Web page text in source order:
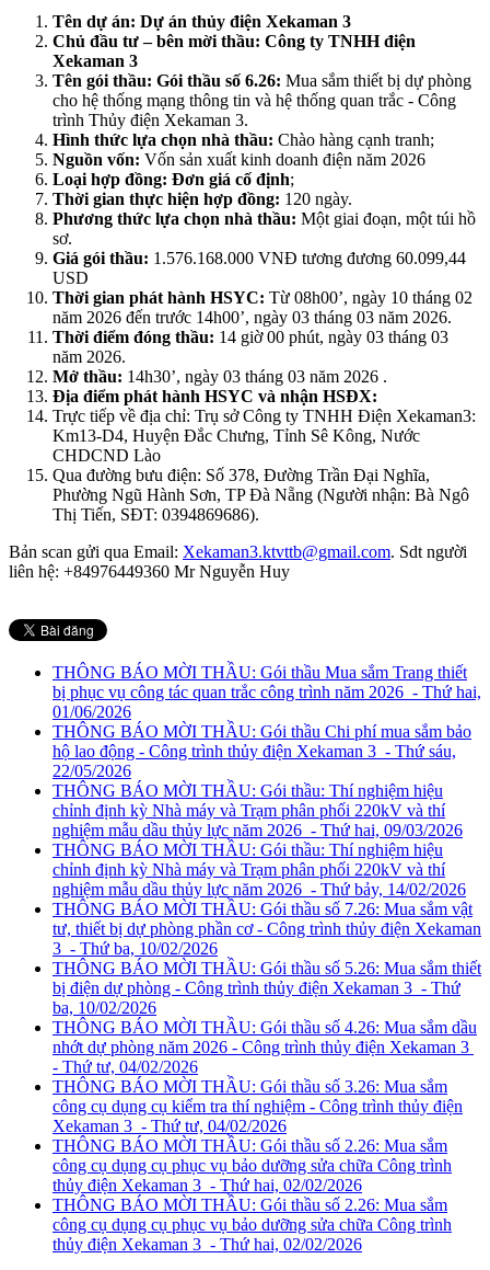
Tên dự án: Dự án thủy điện Xekaman 3
Chủ đầu tư – bên mời thầu: Công ty TNHH điện
Xekaman 3
Tên gói thầu: Gói thầu số 6.26: Mua sắm thiết bị dự phòng
cho hệ thống mạng thông tin và hệ thống quan trắc - Công
trình Thủy điện Xekaman 3.
Hình thức lựa chọn nhà thầu: Chào hàng cạnh tranh;
Nguồn vốn: Vốn sản xuất kinh doanh điện năm 2026
Loại hợp đồng: Đơn giá cố định;
Thời gian thực hiện hợp đồng: 120 ngày.
Phương thức lựa chọn nhà thầu: Một giai đoạn, một túi hồ
sơ.
Giá gói thầu: 1.576.168.000 VNĐ tương đương 60.099,44
USD
Thời gian phát hành HSYC: Từ 08h00’, ngày 10 tháng 02
năm 2026 đến trước 14h00’, ngày 03 tháng 03 năm 2026.
Thời điểm đóng thầu: 14 giờ 00 phút, ngày 03 tháng 03
năm 2026.
Mở thầu: 14h30’, ngày 03 tháng 03 năm 2026 .
Địa điểm phát hành HSYC và nhận HSĐX:
Trực tiếp về địa chỉ: Trụ sở Công ty TNHH Điện Xekaman3:
Km13-D4, Huyện Đắc Chưng, Tỉnh Sê Kông, Nước
CHDCND Lào
Qua đường bưu điện: Số 378, Đường Trần Đại Nghĩa,
Phường Ngũ Hành Sơn, TP Đà Nẵng (Người nhận: Bà Ngô
Thị Tiến, SĐT: 0394869686).
Bản scan gửi qua Email: Xekaman3.ktvttb@gmail.com. Sdt người
liên hệ: +84976449360 Mr Nguyễn Huy
THÔNG BÁO MỜI THẦU: Gói thầu Mua sắm Trang thiết
bị phục vụ công tác quan trắc công trình năm 2026 - Thứ hai,
01/06/2026
THÔNG BÁO MỜI THẦU: Gói thầu Chi phí mua sắm bảo
hộ lao động - Công trình thủy điện Xekaman 3 - Thứ sáu,
22/05/2026
THÔNG BÁO MỜI THẦU: Gói thầu: Thí nghiệm hiệu
chỉnh định kỳ Nhà máy và Trạm phân phối 220kV và thí
nghiệm mẫu dầu thủy lực năm 2026 - Thứ hai, 09/03/2026
THÔNG BÁO MỜI THẦU: Gói thầu: Thí nghiệm hiệu
chỉnh định kỳ Nhà máy và Trạm phân phối 220kV và thí
nghiệm mẫu dầu thủy lực năm 2026 - Thứ bảy, 14/02/2026
THÔNG BÁO MỜI THẦU: Gói thầu số 7.26: Mua sắm vật
tư, thiết bị dự phòng phần cơ - Công trình thủy điện Xekaman
3 - Thứ ba, 10/02/2026
THÔNG BÁO MỜI THẦU: Gói thầu số 5.26: Mua sắm thiết
bị điện dự phòng - Công trình thủy điện Xekaman 3 - Thứ
ba, 10/02/2026
THÔNG BÁO MỜI THẦU: Gói thầu số 4.26: Mua sắm dầu
nhớt dự phòng năm 2026 - Công trình thủy điện Xekaman 3
- Thứ tư, 04/02/2026
THÔNG BÁO MỜI THẦU: Gói thầu số 3.26: Mua sắm
công cụ dụng cụ kiểm tra thí nghiệm - Công trình thủy điện
Xekaman 3 - Thứ tư, 04/02/2026
THÔNG BÁO MỜI THẦU: Gói thầu số 2.26: Mua sắm
công cụ dụng cụ phục vụ bảo dưỡng sửa chữa Công trình
thủy điện Xekaman 3 - Thứ hai, 02/02/2026
THÔNG BÁO MỜI THẦU: Gói thầu số 2.26: Mua sắm
công cụ dụng cụ phục vụ bảo dưỡng sửa chữa Công trình
thủy điện Xekaman 3 - Thứ hai, 02/02/2026